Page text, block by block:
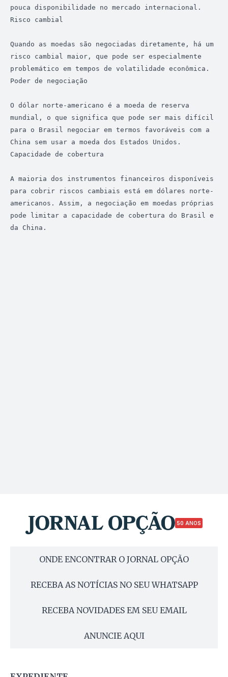
pouca disponibilidade no mercado internacional.
Risco cambial
Quando as moedas são negociadas diretamente, há um
risco cambial maior, que pode ser especialmente
problemático em tempos de volatilidade econômica.
Poder de negociação
O dólar norte-americano é a moeda de reserva
mundial, o que significa que pode ser mais difícil
para o Brasil negociar em termos favoráveis com a
China sem usar a moeda dos Estados Unidos.
Capacidade de cobertura
A maioria dos instrumentos financeiros disponíveis
para cobrir riscos cambiais está em dólares norte-
americanos. Assim, a negociação em moedas próprias
pode limitar a capacidade de cobertura do Brasil e
da China.
50 ANOS
ONDE ENCONTRAR O JORNAL OPÇÃO
RECEBA AS NOTÍCIAS NO SEU WHATSAPP
RECEBA NOVIDADES EM SEU EMAIL
ANUNCIE AQUI